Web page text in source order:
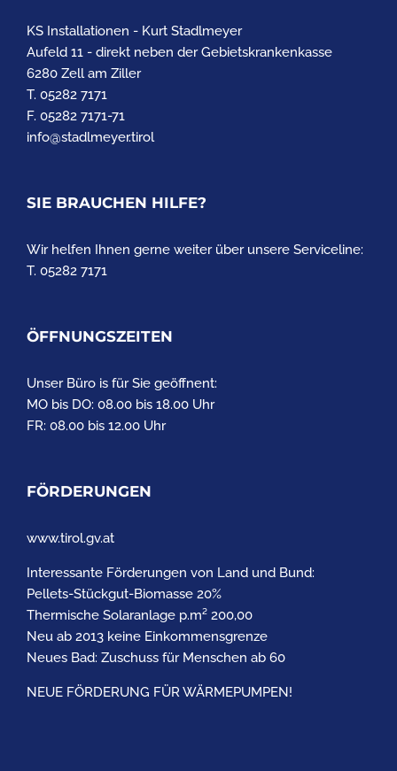
KS Installationen - Kurt Stadlmeyer
Aufeld 11 - direkt neben der Gebietskrankenkasse
6280 Zell am Ziller
T. 05282 7171
F. 05282 7171-71
info@stadlmeyer.tirol
SIE BRAUCHEN HILFE?
Wir helfen Ihnen gerne weiter über unsere Serviceline:
T. 05282 7171
ÖFFNUNGSZEITEN
Unser Büro is für Sie geöffnent:
MO bis DO: 08.00 bis 18.00 Uhr
FR: 08.00 bis 12.00 Uhr
FÖRDERUNGEN
www.tirol.gv.at
Interessante Förderungen von Land und Bund:
Pellets-Stückgut-Biomasse 20%
Thermische Solaranlage p.m² 200,00
Neu ab 2013 keine Einkommensgrenze
Neues Bad: Zuschuss für Menschen ab 60
NEUE FÖRDERUNG FÜR WÄRMEPUMPEN!